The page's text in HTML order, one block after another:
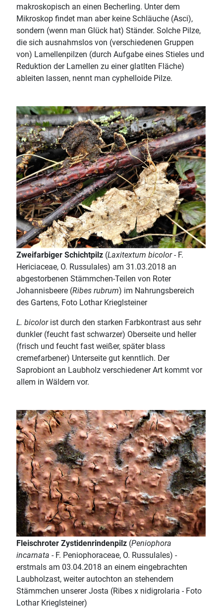
makroskopisch an einen Becherling. Unter dem
Mikroskop findet man aber keine Schläuche (Asci),
sondern (wenn man Glück hat) Ständer. Solche Pilze,
die sich ausnahmslos von (verschiedenen Gruppen
von) Lamellenpilzen (durch Aufgabe eines Stieles und
Reduktion der Lamellen zu einer glatlten Fläche)
ableiten lassen, nennt man cyphelloide Pilze.
Zweifarbiger Schichtpilz (Laxitextum bicolor- F.
Hericiaceae, O. Russulales) am 31.03.2018 an
abgestorbenen Stämmchen-Teilen von Roter
Johannisbeere (Ribes rubrum) im Nahrungsbereich
des Gartens, Foto Lothar Krieglsteiner
L. bicolorist durch den starken Farbkontrast aus sehr
dunkler (feucht fast schwarzer) Oberseite und heller
(frisch und feucht fast weißer, später blass
cremefarbener) Unterseite gut kenntlich. Der
Saprobiont an Laubholz verschiedener Art kommt vor
allem in Wäldern vor.
Fleischroter Zystidenrindenpilz (Peniophora
incarnata - F. Peniophoraceae, O. Russulales) -
erstmals am 03.04.2018 an einem eingebrachten
Laubholzast, weiter autochton an stehendem
Stämmchen unserer Josta (Ribes x nidigrolaria - Foto
Lothar Krieglsteiner)